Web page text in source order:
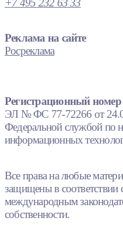
+7 495 232 63 33
Реклама на сайте
Росреклама
Регистрационный номер
ЭЛ № ФС 77-72266 от
Федеральной службой по
информационных
Все права на любые
защищены в соответствии
международным
собственности.